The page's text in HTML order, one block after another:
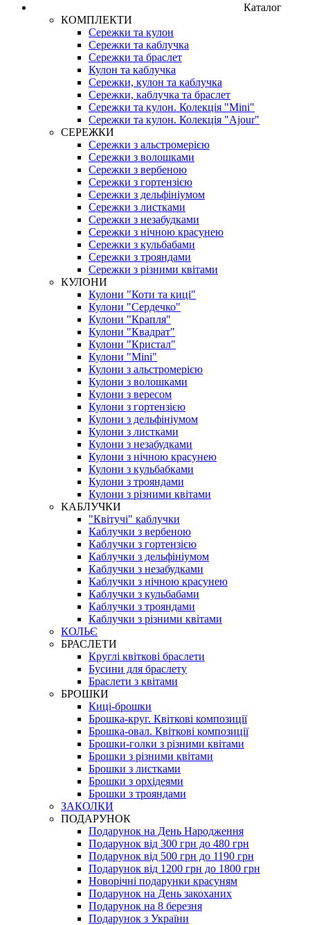
Каталог
КОМПЛЕКТИ
Сережки та кулон
Сережки та каблучка
Сережки та браслет
Кулон та каблучка
Сережки, кулон та каблучка
Сережки, каблучка та браслет
Сережки та кулон. Колекція "Mini"
Сережки та кулон. Колекція "Ajour"
СЕРЕЖКИ
Сережки з альстромерією
Сережки з волошками
Сережки з вербеною
Сережки з гортензією
Сережки з дельфініумом
Сережки з листками
Сережки з незабудками
Сережки з нічною красунею
Сережки з кульбабами
Сережки з трояндами
Сережки з різними квітами
КУЛОНИ
Кулони "Коти та киці"
Кулони "Сердечко"
Кулони "Крапля"
Кулони "Квадрат"
Кулони "Кристал"
Кулони "Mini"
Кулони з альстромерією
Кулони з волошками
Кулони з вересом
Кулони з гортензією
Кулони з дельфініумом
Кулони з листками
Кулони з незабудками
Кулони з нічною красунею
Кулони з кульбабками
Кулони з трояндами
Кулони з різними квітами
КАБЛУЧКИ
"Квітучі" каблучки
Каблучки з вербеною
Каблучки з гортензією
Каблучки з дельфініумом
Каблучки з незабудками
Каблучки з нічною красунею
Каблучки з кульбабами
Каблучки з трояндами
Каблучки з різними квітами
КОЛЬЄ
БРАСЛЕТИ
Круглі квіткові браслети
Бусини для браслету
Браслети з квітами
БРОШКИ
Киці-брошки
Брошка-круг. Квіткові композиції
Брошка-овал. Квіткові композиції
Брошки-голки з різними квітами
Брошки з різними квітами
Брошки з листками
Брошки з орхідеями
Брошки з трояндами
ЗАКОЛКИ
ПОДАРУНОК
Подарунок на День Народження
Подарунок від 300 грн до 480 грн
Подарунок від 500 грн до 1190 грн
Подарунок від 1200 грн до 1800 грн
Новорічні подарунки красуням
Подарунок на День закоханих
Подарунок на 8 березня
Подарунок з України